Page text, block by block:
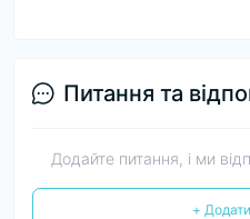
Питання та
Додайте питання, і ми
+